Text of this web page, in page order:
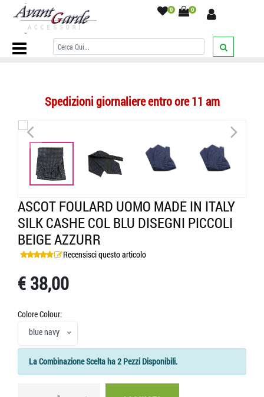
0 0
Home Page/ASCOT/cashe col uomo/microdisegni/Ascot foulard
uomo made in italy silk cashe col blu disegni piccoli beige azzurr/
Spedizioni giornaliere entro ore 11 am
< >
ASCOT FOULARD UOMO MADE IN ITALY
SILK CASHE COL BLU DISEGNI PICCOLI
BEIGE AZZURR
Recensisci questo articolo
€ 38,00
Colore Colour:
blue navy
La Combinazione Scelta ha 2 Pezzi Disponibili.